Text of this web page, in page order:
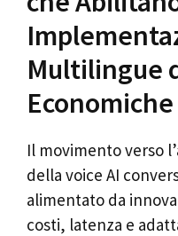
Multilingue
Il movimento verso
della voice AI
alimentato da
costi, latenza e